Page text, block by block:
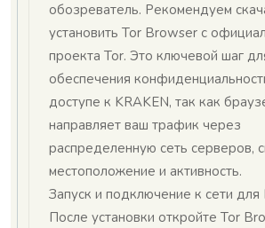
обозреватель. Рекомендуем
установить Tor Browser с
проекта Tor. Это ключевой шаг
обеспечения
доступе к KRAKEN, так как
направляет ваш трафик через
распределенную сеть серверов,
местоположение и активность.
Запуск и подключение к сети для
После установки откройте Tor